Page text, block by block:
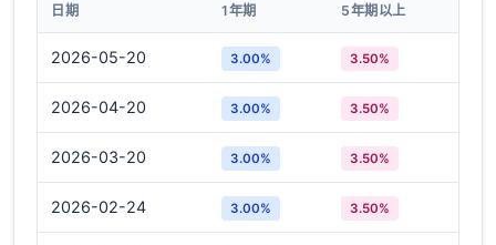
日期 1年期 5年期以上
2026-05-20 3.00% 3.50%
2026-04-20 3.00% 3.50%
2026-03-20 3.00% 3.50%
2026-02-24 3.00% 3.50%